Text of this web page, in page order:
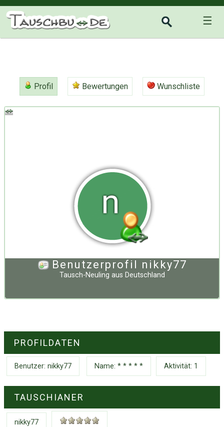
☰
Profil Bewertungen Wunschliste
n
Benutzerprofil nikky77
Tausch-Neuling aus Deutschland
PROFILDATEN
Benutzer: nikky77 Name: * * * * * Aktivität: 1
TAUSCHIANER
nikky77